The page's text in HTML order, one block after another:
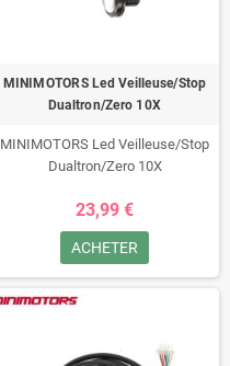
MINIMOTORS Led Veilleuse/Stop
Dualtron/Zero 10X
MINIMOTORS Led Veilleuse/Stop
Dualtron/Zero 10X
23,99 €
ACHETER